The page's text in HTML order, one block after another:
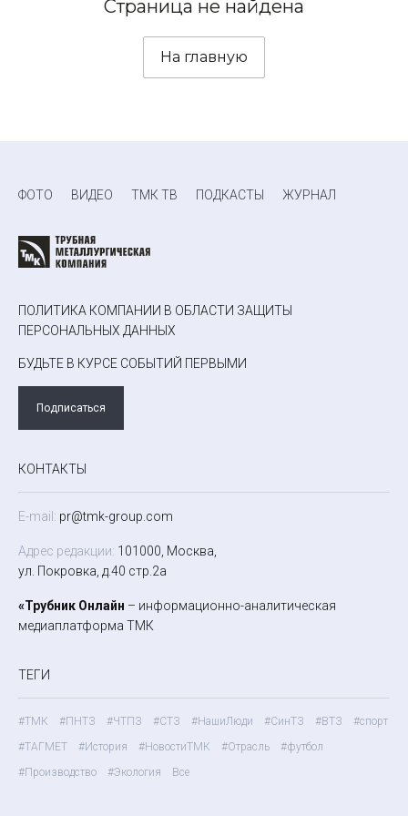
Страница не найдена
На главную
ФОТО ВИДЕО ТМК ТВ ПОДКАСТЫ ЖУРНАЛ
ПОЛИТИКА КОМПАНИИ В ОБЛАСТИ ЗАЩИТЫ
ПЕРСОНАЛЬНЫХ ДАННЫХ
БУДЬТЕ В КУРСЕ СОБЫТИЙ ПЕРВЫМИ
Подписаться
КОНТАКТЫ
E-mail: pr@tmk-group.com
Адрес редакции: 101000, Москва,
ул. Покровка, д.40 стр.2а
«Трубник Онлайн – информационно-аналитическая
медиаплатформа ТМК
ТЕГИ
#ТМК #ПНТЗ #ЧТПЗ #СТЗ #НашиЛюди #СинТЗ #ВТЗ
#спорт
#ТАГМЕТ
#История #НовостиТМК #Отрасль
#футбол
#Производство
#Экология Все